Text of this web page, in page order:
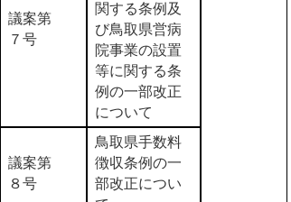
議案第
７号
関する条例及
び鳥取県営病
院事業の設置
等に関する条
例の一部改正
について
議案第
８号
鳥取県手数料
徴収条例の一
部改正につい